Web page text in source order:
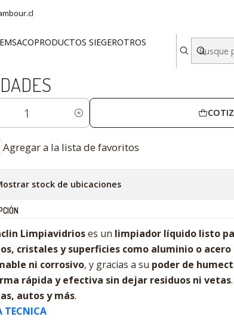
PRODUCTOS SIEGEROTROS
5 LITROS TERRACLIN - CAJA DE 4 UNIDADES
5 LITROS
Agregar a la lista de favoritos
stock de ubicaciones
Limpiavidrioses un limpiador líquido listo
cristales y superficies como aluminio o
ni corrosivo, y gracias a su poder de
rápida y efectiva sin dejar residuos ni vetas
autos y más.
TECNICA